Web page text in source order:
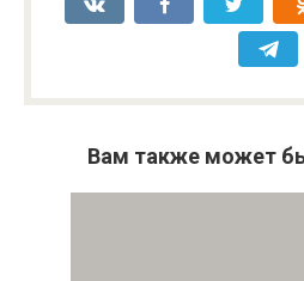
Вам также может